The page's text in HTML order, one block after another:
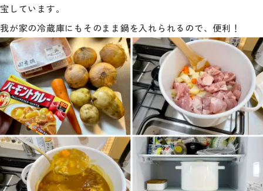
宝しています。
我が家の冷蔵庫にもそのまま鍋を入れられるので、便利！